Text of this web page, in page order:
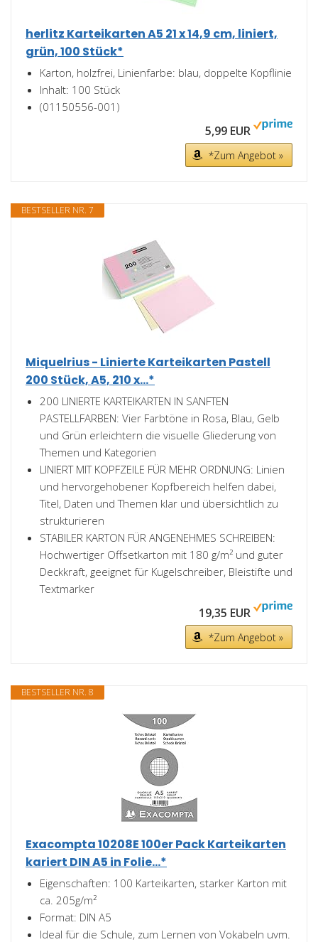
herlitz Karteikarten A5 21 x 14,9 cm, liniert,
grün, 100 Stück*
Karton, holzfrei, Linienfarbe: blau, doppelte Kopflinie
Inhalt: 100 Stück
(01150556-001)
5,99 EUR
*Zum Angebot »
BESTSELLER NR. 7
Miquelrius - Linierte Karteikarten Pastell
200 Stück, A5, 210 x...*
200 LINIERTE KARTEIKARTEN IN SANFTEN
PASTELLFARBEN: Vier Farbtöne in Rosa, Blau, Gelb
und Grün erleichtern die visuelle Gliederung von
Themen und Kategorien
LINIERT MIT KOPFZEILE FÜR MEHR ORDNUNG: Linien
und hervorgehobener Kopfbereich helfen dabei,
Titel, Daten und Themen klar und übersichtlich zu
strukturieren
STABILER KARTON FÜR ANGENEHMES SCHREIBEN:
Hochwertiger Offsetkarton mit 180 g/m² und guter
Deckkraft, geeignet für Kugelschreiber, Bleistifte und
Textmarker
19,35 EUR
*Zum Angebot »
BESTSELLER NR. 8
Exacompta 10208E 100er Pack Karteikarten
kariert DIN A5 in Folie...*
Eigenschaften: 100 Karteikarten, starker Karton mit
ca. 205g/m²
Format: DIN A5
Ideal für die Schule, zum Lernen von Vokabeln uvm.